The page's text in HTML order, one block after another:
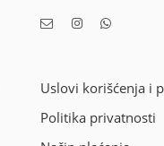
Uslovi korišćenja i
Politika privatnosti